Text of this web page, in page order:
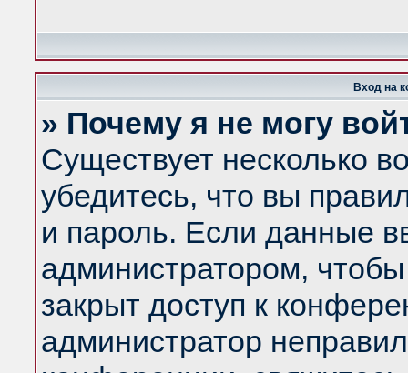
Вход на
» Почему я не могу
Существует несколько
убедитесь, что вы
и пароль. Если данные
администратором,
закрыт доступ к
администратор